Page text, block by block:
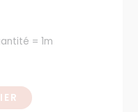
= 1m